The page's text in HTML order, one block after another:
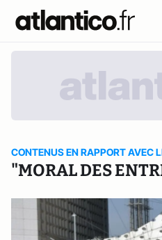
CONTENUS EN RAPPORT AVEC
"MORAL DES